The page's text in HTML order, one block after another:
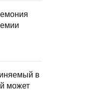
в
может